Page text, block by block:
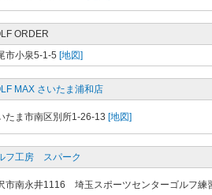
ORDER
市小泉5-1-5 [地図]
MAX さいたま浦和店
たま市南区別所1-26-13 [地図]
フ工房 スパーク
市南永井1116 埼玉スポーツセンターゴルフ練